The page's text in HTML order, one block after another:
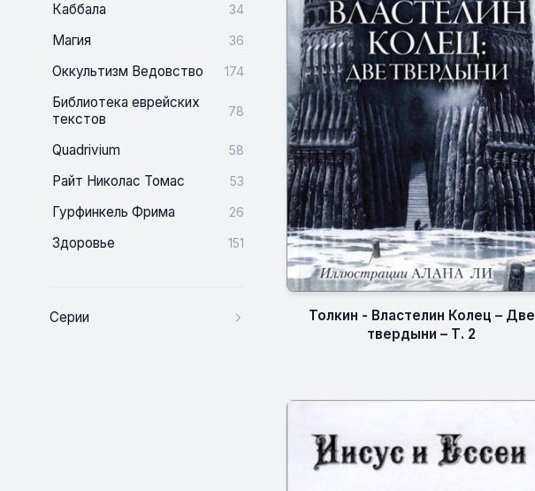
Каббала 34
Магия 36
Оккультизм Ведовство 174
Библиотека еврейских
текстов
78
Quadrivium 58
Райт Николас Томас 53
Гурфинкель Фрима 26
Здоровье 151
Серии
Толкин - Властелин Колец – Две
твердыни – Т. 2